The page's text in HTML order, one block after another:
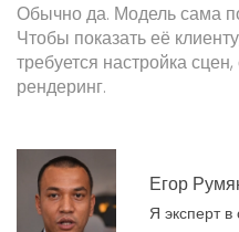
Обычно да. Модель сама
Чтобы показать её
требуется настройка
рендеринг.
Егор
Я эксперт в